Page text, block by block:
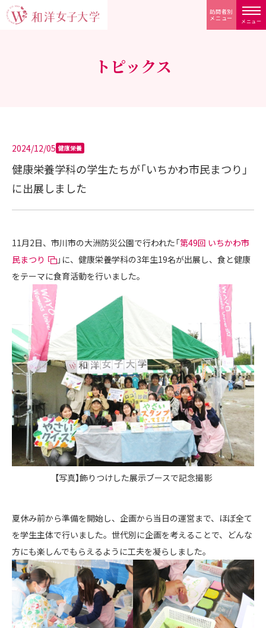
メニュー
訪問者別
メニュー
トピックス
2024/12/05 健康栄養
健康栄養学科の学生たちが「いちかわ市民まつり」
に出展しました
11月2日、市川市の大洲防災公園で行われた「第49回 いちかわ市
民まつり
」に、健康栄養学科の3年生19名が出展し、食と健康
をテーマに食育活動を行いました。
【写真】飾りつけした展示ブースで記念撮影
夏休み前から準備を開始し、企画から当日の運営まで、ほぼ全て
を学生主体で行いました。世代別に企画を考えることで、どんな
方にも楽しんでもらえるように工夫を凝らしました。